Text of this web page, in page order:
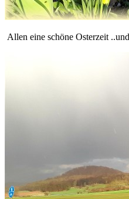
Allen eine schöne Osterzeit